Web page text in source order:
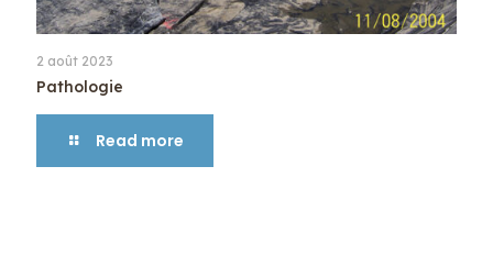
2 août 2023
Pathologie
Read more